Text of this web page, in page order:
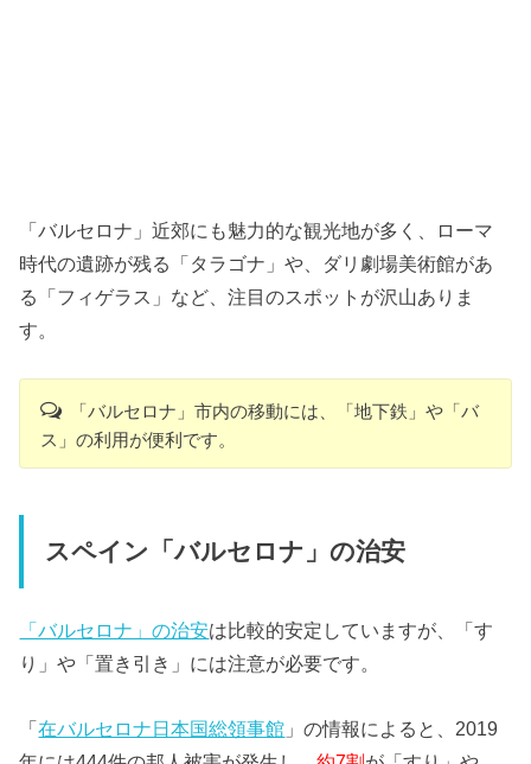
「バルセロナ」近郊にも魅力的な観光地が多く、ローマ
時代の遺跡が残る「タラゴナ」や、ダリ劇場美術館があ
る「フィゲラス」など、注目のスポットが沢山ありま
す。
「バルセロナ」市内の移動には、「地下鉄」や「バ
ス」の利用が便利です。
スペイン「バルセロナ」の治安
「バルセロナ」の治安は比較的安定していますが、「す
り」や「置き引き」には注意が必要です。
「在バルセロナ日本国総領事館 」の情報によると、2019